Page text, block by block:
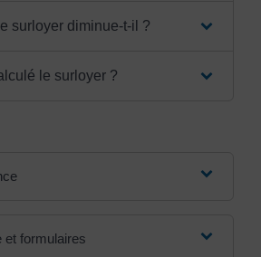
surloyer diminue-t-il ?
le surloyer ?
et formulaires